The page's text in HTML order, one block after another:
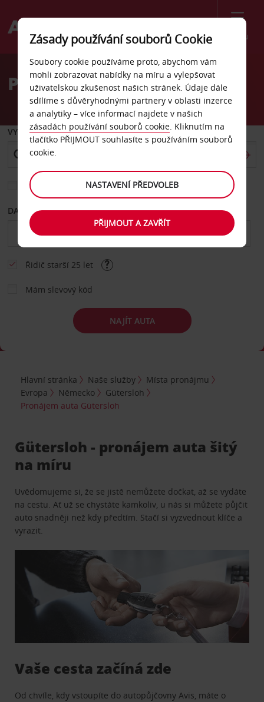
Menu
Welcome
AvisPronájem auta Gütersloh
VYZVEDNOUT Z
Vyberte si jiné místo vrácení
DATUM OD DATUM DO
Řidič starší 25 let
Mám slevový kód
NAJÍT AUTA
Hlavní stránka Naše služby
Místa pronájmu
Evropa
Německo
Gütersloh
Pronájem auta Gütersloh
Gütersloh - pronájem auta šitý
na míru
Uvědomujeme si, že se jistě nemůžete dočkat, až se vydáte
na cestu. Ať už se chystáte kamkoliv, u nás si můžete půjčit
auto snadněji než kdy předtím. Stačí si vyzvednout klíče a
vyrazit.
Vaše cesta začíná zde
Od chvíle, kdy vstoupíte do autopůjčovny Avis, máte o
Zásady používání souborů Cookie
Soubory cookie používáme proto, abychom vám
mohli zobrazovat nabídky na míru a vylepšovat
uživatelskou zkušenost našich stránek. Údaje dále
sdílíme s důvěryhodnými partnery v oblasti inzerce
a analytiky – více informací najdete v našich
zásadách používání souborů cookie. Kliknutím na
tlačítko PŘIJMOUT souhlasíte s používáním souborů
cookie.
NASTAVENÍ PŘEDVOLEB
PŘIJMOUT A ZAVŘÍT